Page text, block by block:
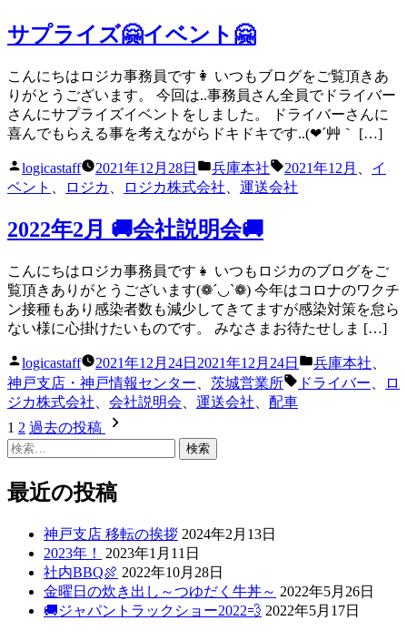
サプライズ🤗イベント🤗
こんにちはロジカ事務員です👩 いつもブログをご覧頂きあ
りがとうございます。 今回は..事務員さん全員でドライバー
さんにサプライズイベントをしました。 ドライバーさんに
喜んでもらえる事を考えながらドキドキです..(❤´艸｀ […]
投
稿
logicastaff 2021年12月28日
カ
テ
リ
ー:
兵庫本社
タ
グ:
2021年12月
イ
ベント
ロジカ ロジカ株式会社 運送会社
2022年2月 🚚会社説明会🚚
こんにちはロジカ事務員です👧 いつもロジカのブログをご
覧頂きありがとうございます(❁´◡`❁) 今年はコロナのワクチ
ン接種もあり感染者数も減少してきてますが感染対策を怠ら
ない様に心掛けたいものです。 みなさまお待たせしま […]
投
稿
者:
logicastaff 2021年12月24日 2021年12月24日
カ
テ
兵庫本社
神戸支店・神戸情報センター
茨城営業所
タ
ドライバー
ロ
ジカ株式会社
会社説明会 運送会社 配車
投
稿
の
1 2 過去の投稿
検
最近の投稿
神戸支店 移転の挨拶 2024年2月13日
2023年！
2023年1月11日
社内BBQ🍖 2022年10月28日
金曜日の炊き出し～つゆだく牛丼～ 2022年5月26日
🚚ジャパントラックショー2022💨 2022年5月17日